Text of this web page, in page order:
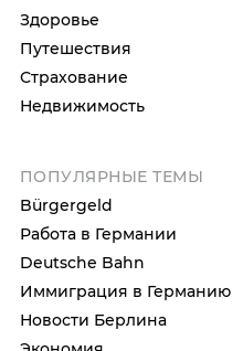
Здоровье
Путешествия
Страхование
Недвижимость
ПОПУЛЯРНЫЕ ТЕМЫ
Bürgergeld
Работа в Германии
Deutsche Bahn
Иммиграция в Германию
Новости Берлина